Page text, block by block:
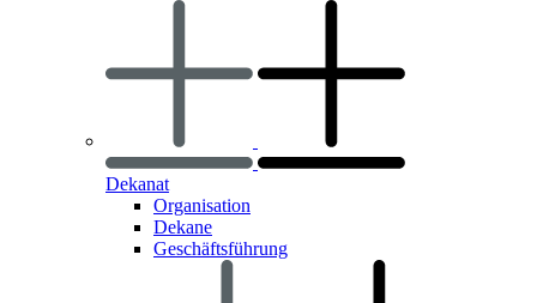
Dekanat
Organisation
Dekane
Geschäftsführung